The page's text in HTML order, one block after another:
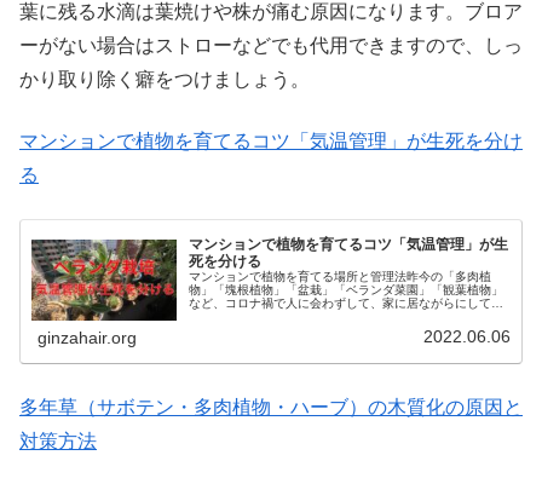
葉に残る水滴は葉焼けや株が痛む原因になります。ブロア
ーがない場合はストローなどでも代用できますので、しっ
かり取り除く癖をつけましょう。
マンションで植物を育てるコツ「気温管理」が生死を分け
る
マンションで植物を育てるコツ「気温管理」が生
死を分ける
マンションで植物を育てる場所と管理法昨今の「多肉植
物」「塊根植物」「盆栽」「ベランダ菜園」「観葉植物」
など、コロナ禍で人に会わずして、家に居ながらにして、
ginzahair.org 2022.06.06
多年草（サボテン・多肉植物・ハーブ）の木質化の原因と
対策方法